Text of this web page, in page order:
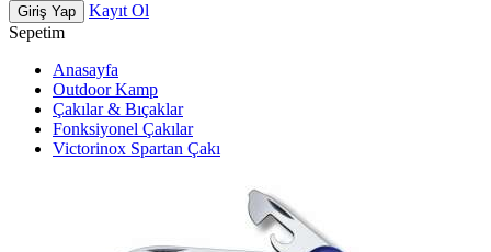
Giriş Yap
Kayıt Ol
Sepetim
Anasayfa
Outdoor Kamp
Çakılar & Bıçaklar
Fonksiyonel Çakılar
Victorinox Spartan Çakı